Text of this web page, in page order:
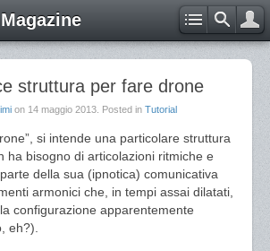
struttura per fare drone
on 14 maggio 2013 . Posted in Tutorial
si intende una particolare struttura
ha bisogno di articolazioni ritmiche e
della sua (ipnotica) comunicativa
armonici che, in tempi assai dilatati,
configurazione apparentemente
eh?).